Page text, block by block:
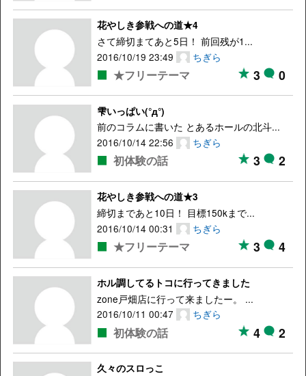
花やしき参戦への道★4
さて締切まてあと5日！ 前回残が1...
2016/10/19 23:49
ちぎら
★フリーテーマ 3 0
雫いっぱい(°д°)
前のコラムに書いた とあるホールの北斗...
2016/10/14 22:56
ちぎら
初体験の話 3 2
花やしき参戦への道★3
締切まであと10日！ 目標150kまで...
2016/10/14 00:31
ちぎら
★フリーテーマ 3 4
ホル調してるトコに行ってきました
zone戸畑店に行って来ましたー。 ...
2016/10/11 00:47
ちぎら
初体験の話 4 2
久々のスロっこ